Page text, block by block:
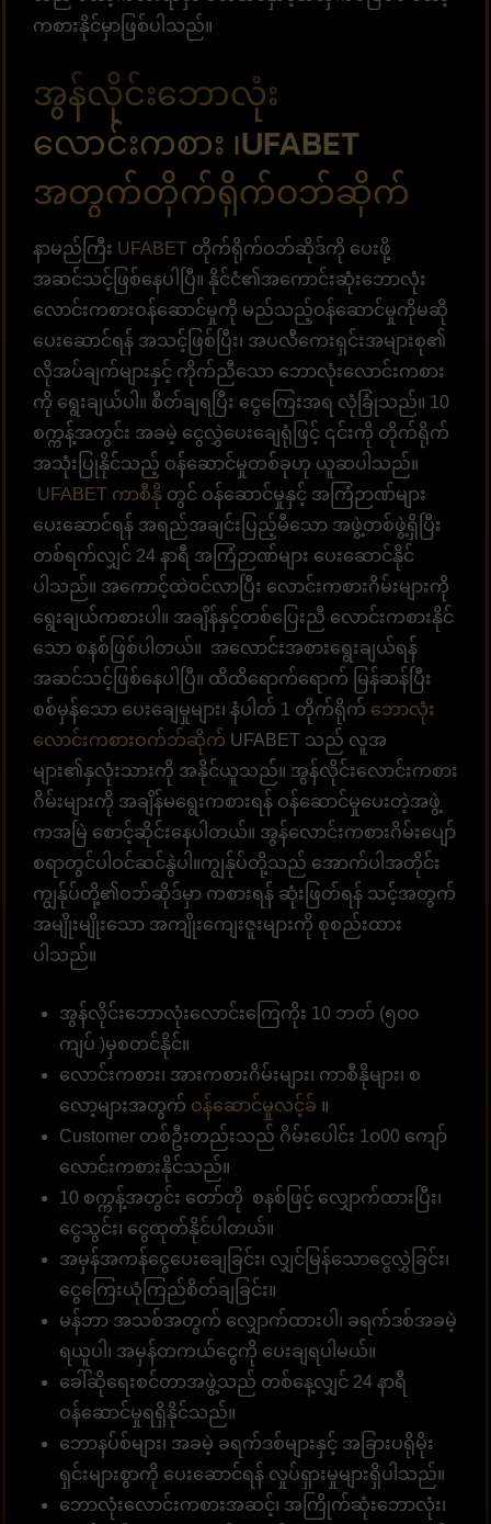
ကစားနိုင်မှာဖြစ်ပါသည်။
အွန်လိုင်းဘောလုံး
လောင်းကစား ၊UFABET
အတွက်တိုက်ရိုက်ဝဘ်ဆိုက်
နာမည်ကြီး UFABET တိုက်ရိုက်ဝဘ်ဆိုဒ်ကို ပေးဖို့
အဆင်သင့်ဖြစ်နေပါပြီ။ နိုင်ငံ၏အကောင်းဆုံးဘောလုံး
လောင်းကစားဝန်ဆောင်မှုကို မည်သည့်ဝန်ဆောင်မှုကိုမဆို
ပေးဆောင်ရန် အသင့်ဖြစ်ပြီး၊ အပလီကေးရှင်းအများစု၏
လိုအပ်ချက်များနှင့် ကိုက်ညီသော ဘောလုံးလောင်းကစား
ကို ရွေးချယ်ပါ။ စီတ်ချရပြီး ငွေကြေးအရ လုံခြုံသည်။ 10
စက္ကန့်အတွင်း အခမဲ့ ငွေလွှဲပေးချေရုံဖြင့် ၎င်းကို တိုက်ရိုက်
အသုံးပြုနိုင်သည့် ဝန်ဆောင်မှုတစ်ခုဟု ယူဆပါသည်။
UFABET ကာစီနို တွင် ဝန်ဆောင်မှုနှင့် အကြံဉာဏ်များ
ပေးဆောင်ရန် အရည်အချင်းပြည့်မီသော အဖွဲ့တစ်ဖွဲ့ရှိပြီး
တစ်ရက်လျှင် 24 နာရီ အကြံဉာဏ်များ ပေးဆောင်နိုင်
ပါသည်။ အကောင့်ထဲဝင်လာပြီး လောင်းကစားဂိမ်းများကို
ရွေးချယ်ကစားပါ။ အချိန်နှင့်တစ်ပြေးညီ လောင်းကစားနိုင်
သော စနစ်ဖြစ်ပါတယ်။ အလောင်းအစားရွေးချယ်ရန်
အဆင်သင့်ဖြစ်နေပါပြီ။ ထိထိရောက်ရောက် မြန်ဆန်ပြီး
စစ်မှန်သော ပေးချေမှုများ၊ နံပါတ် 1 တိုက်ရိုက် ဘောလုံး
လောင်းကစားဝက်ဘ်ဆိုက် UFABET သည် လူအ
များ၏နှလုံးသားကို အနိုင်ယူသည်။ အွန်လိုင်းလောင်းကစား
ဂိမ်းများကို အချိန်မရွေးကစားရန် ဝန်ဆောင်မှုပေးတဲ့အဖွဲ့
ကအမြဲ စောင့်ဆိုင်းနေပါတယ်။ အွန်လောင်းကစားဂိမ်းပျော်
စရာတွင်ပါဝင်ဆင်နွဲပါ။ကျွန်ုပ်တို့သည် အောက်ပါအတိုင်း
ကျွန်ုပ်တို့၏ဝဘ်ဆိုဒ်မှာ ကစားရန် ဆုံးဖြတ်ရန် သင့်အတွက်
အမျိုးမျိုးသော အကျိုးကျေးဇူးများကို စုစည်းထား
ပါသည်။
အွန်လိုင်းဘောလုံးလောင်းကြေကိုး 10 ဘတ် (၅၀၀
ကျပ် )မှစတင်နိုင်။
လောင်းကစား၊ အားကစားဂိမ်းများ၊ ကာစီနိုများ၊ စ
လော့များအတွက် ဝန်ဆောင်မှုလင့်ခ် ။
Customer တစ်ဦးတည်းသည် ဂိမ်းပေါင်း 1၀00 ကျော်
လောင်းကစားနိုင်သည်။
10 စက္ကန့်အတွင်း တော်တို စနစ်ဖြင့် လျှောက်ထားပြီး၊
ငွေသွင်း၊ ငွေထုတ်နိုင်ပါတယ်။
အမှန်အကန်ငွေပေးချေခြင်း၊ လျှင်မြန်သောငွေလွှဲခြင်း၊
ငွေကြေးယုံကြည်စိတ်ချခြင်း။
မန်ဘာ အသစ်အတွက် လျှောက်ထားပါ၊ ခရက်ဒစ်အခမဲ့
ရယူပါ၊ အမှန်တကယ်ငွေကို ပေးချရပါမယ်။
ခေါ်ဆိုရေးစင်တာအဖွဲ့သည် တစ်နေ့လျှင် 24 နာရီ
ဝန်ဆောင်မှုရရှိနိုင်သည်။
ဘောနပ်စ်များ၊ အခမဲ့ ခရက်ဒစ်များနှင့် အခြားပရိုမိုး
ရှင်းများစွာကို ပေးဆောင်ရန် လှုပ်ရှားမှုများရှိပါသည်။
ဘောလုံးလောင်းကစားအဆင့်၊ အကြိုက်ဆုံးဘောလုံး၊